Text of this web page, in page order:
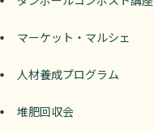
マーケット・マルシェ
人材養成プログラム
堆肥回収会